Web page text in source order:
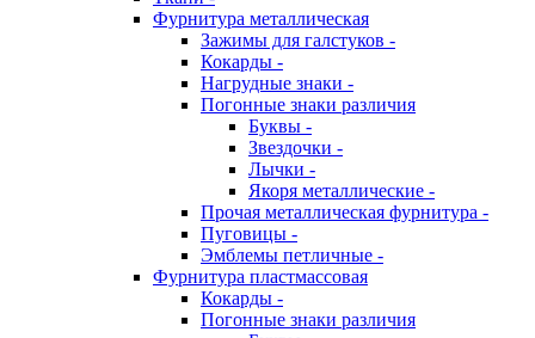
Фурнитура металлическая
Зажимы для галстуков -
Кокарды -
Нагрудные знаки -
Погонные знаки различия
Буквы -
Звездочки -
Лычки -
Якоря металлические -
Прочая металлическая фурнитура -
Пуговицы -
Эмблемы петличные -
Фурнитура пластмассовая
Кокарды -
Погонные знаки различия